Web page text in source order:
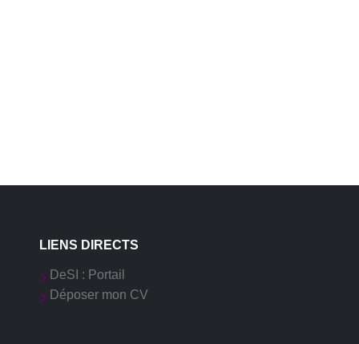
LIENS DIRECTS
DeSI : Portail
Déposer mon CV